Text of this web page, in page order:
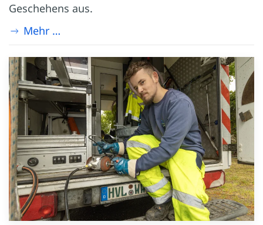
Geschehens aus.
Mehr …